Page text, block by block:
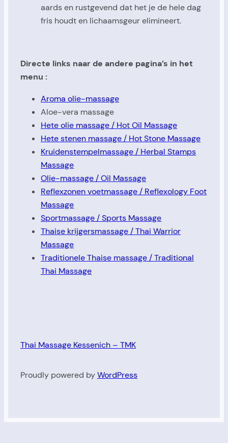
aards en rustgevend dat het je de hele dag
fris houdt en lichaamsgeur elimineert.
Directe links naar de andere pagina’s in het
menu :
Aroma olie-massage
Aloe-vera massage
Hete olie massage / Hot Oil Massage
Hete stenen massage / Hot Stone Massage
Kruidenstempelmassage / Herbal Stamps
Massage
Olie-massage / Oil Massage
Reflexzonen voetmassage / Reflexology Foot
Massage
Sportmassage / Sports Massage
Thaise krijgersmassage / Thai Warrior
Massage
Traditionele Thaise massage / Traditional
Thai Massage
Thai Massage Kessenich – TMK
Proudly powered byWordPress